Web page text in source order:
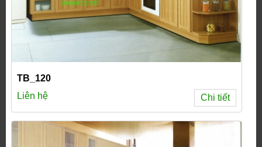
TB_120
Liên hệ
Chi tiết